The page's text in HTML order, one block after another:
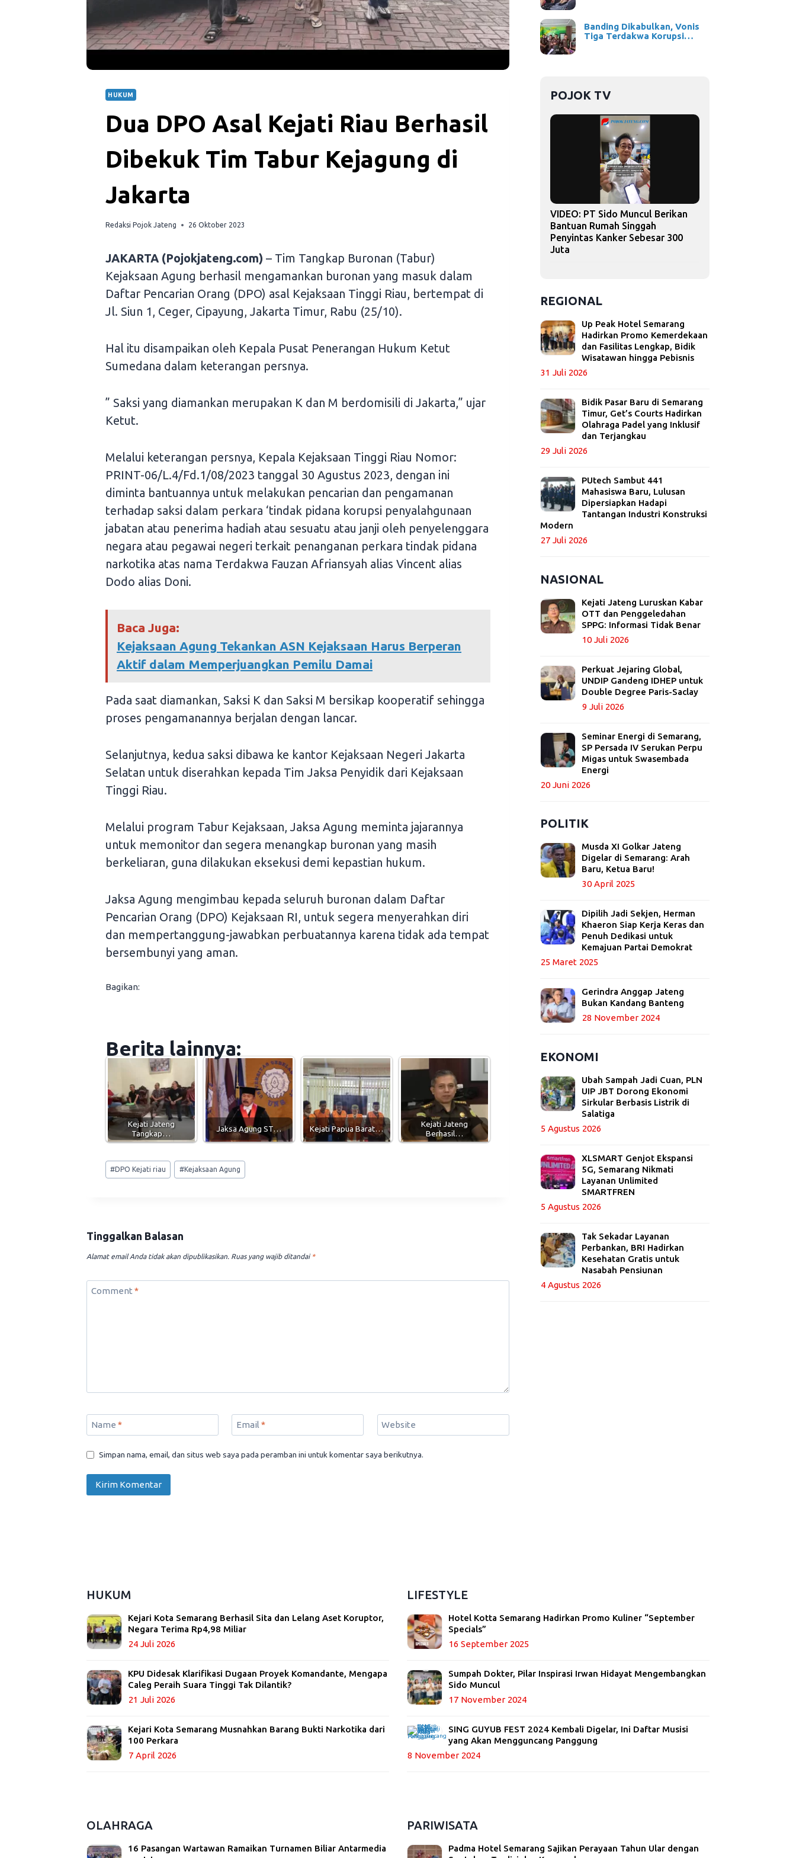
HUKUM
Dua DPO Asal Kejati Riau Berhasil
Dibekuk Tim Tabur Kejagung di
Jakarta
Redaksi Pojok Jateng 26 Oktober 2023
JAKARTA (Pojokjateng.com) – Tim Tangkap Buronan (Tabur)
Kejaksaan Agung berhasil mengamankan buronan yang masuk dalam
Daftar Pencarian Orang (DPO) asal Kejaksaan Tinggi Riau, bertempat di
Jl. Siun 1, Ceger, Cipayung, Jakarta Timur, Rabu (25/10).
Hal itu disampaikan oleh Kepala Pusat Penerangan Hukum Ketut
Sumedana dalam keterangan persnya.
” Saksi yang diamankan merupakan K dan M berdomisili di Jakarta,” ujar
Ketut.
Melalui keterangan persnya, Kepala Kejaksaan Tinggi Riau Nomor:
PRINT-06/L.4/Fd.1/08/2023 tanggal 30 Agustus 2023, dengan ini
diminta bantuannya untuk melakukan pencarian dan pengamanan
terhadap saksi dalam perkara ‘tindak pidana korupsi penyalahgunaan
jabatan atau penerima hadiah atau sesuatu atau janji oleh penyelenggara
negara atau pegawai negeri terkait penanganan perkara tindak pidana
narkotika atas nama Terdakwa Fauzan Afriansyah alias Vincent alias
Dodo alias Doni.
Baca Juga:
Kejaksaan Agung Tekankan ASN Kejaksaan Harus Berperan
Aktif dalam Memperjuangkan Pemilu Damai
Pada saat diamankan, Saksi K dan Saksi M bersikap kooperatif sehingga
proses pengamanannya berjalan dengan lancar.
Selanjutnya, kedua saksi dibawa ke kantor Kejaksaan Negeri Jakarta
Selatan untuk diserahkan kepada Tim Jaksa Penyidik dari Kejaksaan
Tinggi Riau.
Melalui program Tabur Kejaksaan, Jaksa Agung meminta jajarannya
untuk memonitor dan segera menangkap buronan yang masih
berkeliaran, guna dilakukan eksekusi demi kepastian hukum.
Jaksa Agung mengimbau kepada seluruh buronan dalam Daftar
Pencarian Orang (DPO) Kejaksaan RI, untuk segera menyerahkan diri
dan mempertanggung-jawabkan perbuatannya karena tidak ada tempat
bersembunyi yang aman.
Bagikan:
Berita lainnya:
Kejati Jateng
Tangkap…
Jaksa Agung ST… Kejati Papua Barat…
Kejati Jateng
Berhasil…
Post
Tags:
#DPO Kejati riau #Kejaksaan Agung
Tinggalkan Balasan
Alamat email Anda tidak akan dipublikasikan. Ruas yang wajib ditandai *
Comment *
Name * Email * Website
Simpan nama, email, dan situs web saya pada peramban ini untuk komentar saya berikutnya.
Banding Dikabulkan, Vonis
Tiga Terdakwa Korupsi…
POJOK TV
VIDEO: PT Sido Muncul Berikan
Bantuan Rumah Singgah
Penyintas Kanker Sebesar 300
Juta
REGIONAL
Up Peak Hotel Semarang
Hadirkan Promo Kemerdekaan
dan Fasilitas Lengkap, Bidik
Wisatawan hingga Pebisnis
31 Juli 2026
Bidik Pasar Baru di Semarang
Timur, Get’s Courts Hadirkan
Olahraga Padel yang Inklusif
dan Terjangkau
29 Juli 2026
PUtech Sambut 441
Mahasiswa Baru, Lulusan
Dipersiapkan Hadapi
Tantangan Industri Konstruksi
Modern
27 Juli 2026
NASIONAL
Kejati Jateng Luruskan Kabar
OTT dan Penggeledahan
SPPG: Informasi Tidak Benar
10 Juli 2026
Perkuat Jejaring Global,
UNDIP Gandeng IDHEP untuk
Double Degree Paris-Saclay
9 Juli 2026
Seminar Energi di Semarang,
SP Persada IV Serukan Perpu
Migas untuk Swasembada
Energi
20 Juni 2026
POLITIK
Musda XI Golkar Jateng
Digelar di Semarang: Arah
Baru, Ketua Baru!
30 April 2025
Dipilih Jadi Sekjen, Herman
Khaeron Siap Kerja Keras dan
Penuh Dedikasi untuk
Kemajuan Partai Demokrat
25 Maret 2025
Gerindra Anggap Jateng
Bukan Kandang Banteng
28 November 2024
EKONOMI
Ubah Sampah Jadi Cuan, PLN
UIP JBT Dorong Ekonomi
Sirkular Berbasis Listrik di
Salatiga
5 Agustus 2026
XLSMART Genjot Ekspansi
5G, Semarang Nikmati
Layanan Unlimited
SMARTFREN
5 Agustus 2026
Tak Sekadar Layanan
Perbankan, BRI Hadirkan
Kesehatan Gratis untuk
Nasabah Pensiunan
4 Agustus 2026
HUKUM
Kejari Kota Semarang Berhasil Sita dan Lelang Aset Koruptor,
Negara Terima Rp4,98 Miliar
24 Juli 2026
KPU Didesak Klarifikasi Dugaan Proyek Komandante, Mengapa
Caleg Peraih Suara Tinggi Tak Dilantik?
21 Juli 2026
Kejari Kota Semarang Musnahkan Barang Bukti Narkotika dari
100 Perkara
7 April 2026
LIFESTYLE
Hotel Kotta Semarang Hadirkan Promo Kuliner “September
Specials”
16 September 2025
Sumpah Dokter, Pilar Inspirasi Irwan Hidayat Mengembangkan
Sido Muncul
17 November 2024
SING GUYUB FEST 2024 Kembali Digelar, Ini Daftar Musisi
yang Akan Mengguncang Panggung
8 November 2024
OLAHRAGA
16 Pasangan Wartawan Ramaikan Turnamen Biliar Antarmedia
PARIWISATA
Padma Hotel Semarang Sajikan Perayaan Tahun Ular dengan